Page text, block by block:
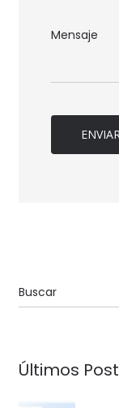
Últimos Post